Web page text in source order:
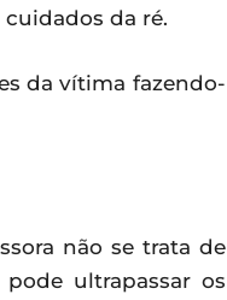
da ré.
da vítima fazendo-
não se trata de
ultrapassar os